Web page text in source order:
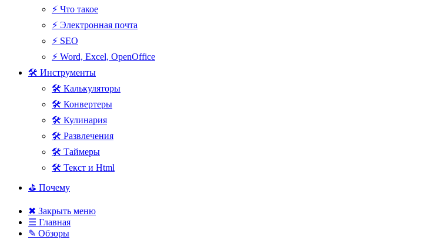
⚡ Что такое
⚡ Электронная почта
⚡ SEO
⚡ Word, Excel, OpenOffice
🛠 Инструменты
🛠 Калькуляторы
🛠 Конвертеры
🛠 Кулинария
🛠 Развлечения
🛠 Таймеры
🛠 Текст и Html
⛳ Почему
✖ Закрыть меню
☰ Главная
✎ Обзоры